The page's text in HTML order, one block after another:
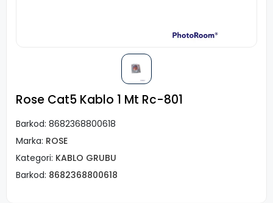
Rose Cat5 Kablo 1 Mt Rc-801
Barkod: 8682368800618
Marka: ROSE
Kategori: KABLO GRUBU
Barkod: 8682368800618